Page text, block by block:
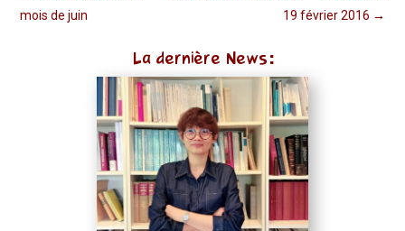
mois de juin
19 février 2016 →
La dernière News: